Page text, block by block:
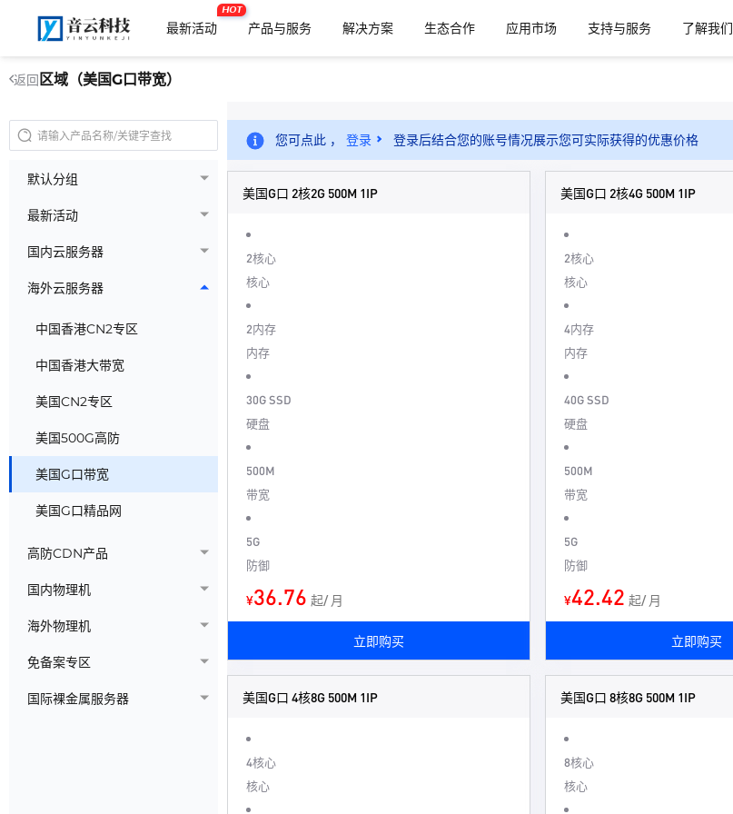
最新活动
HOT
产品与服务 解决方案 生态合作 应用市场 支持与服务
了解我们
返回 区域（美国G口带宽）
默认分组
最新活动
国内云服务器
海外云服务器
中国香港CN2专区
中国香港大带宽
美国CN2专区
美国500G高防
美国G口带宽
美国G口精品网
高防CDN产品
国内物理机
海外物理机
免备案专区
国际裸金属服务器
您可点此 ， 登录 登录后结合您的账号情况展示您可实际获得的优惠价格
美国G口 2核2G 500M 1IP
2核心
核心
2内存
内存
30G SSD
硬盘
500M
带宽
5G
防御
¥36.76 起/ 月
立即购买
美国G口 2核4G 500M 1IP
2核心
核心
4内存
内存
40G SSD
硬盘
500M
带宽
5G
防御
¥42.42 起/ 月
立即购买
美国G口 4核8G 500M 1IP
4核心
核心
美国G口 8核8G 500M 1IP
8核心
核心